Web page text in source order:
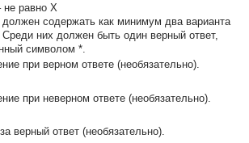
равно X
должен содержать как минимум два варианта
Среди них должен быть один верный ответ,
символом *.
при верном ответе (необязательно).
при неверном ответе (необязательно).
верный ответ (необязательно).